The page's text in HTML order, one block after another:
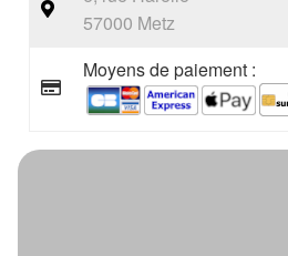
57000 Metz
Moyens de paiement :